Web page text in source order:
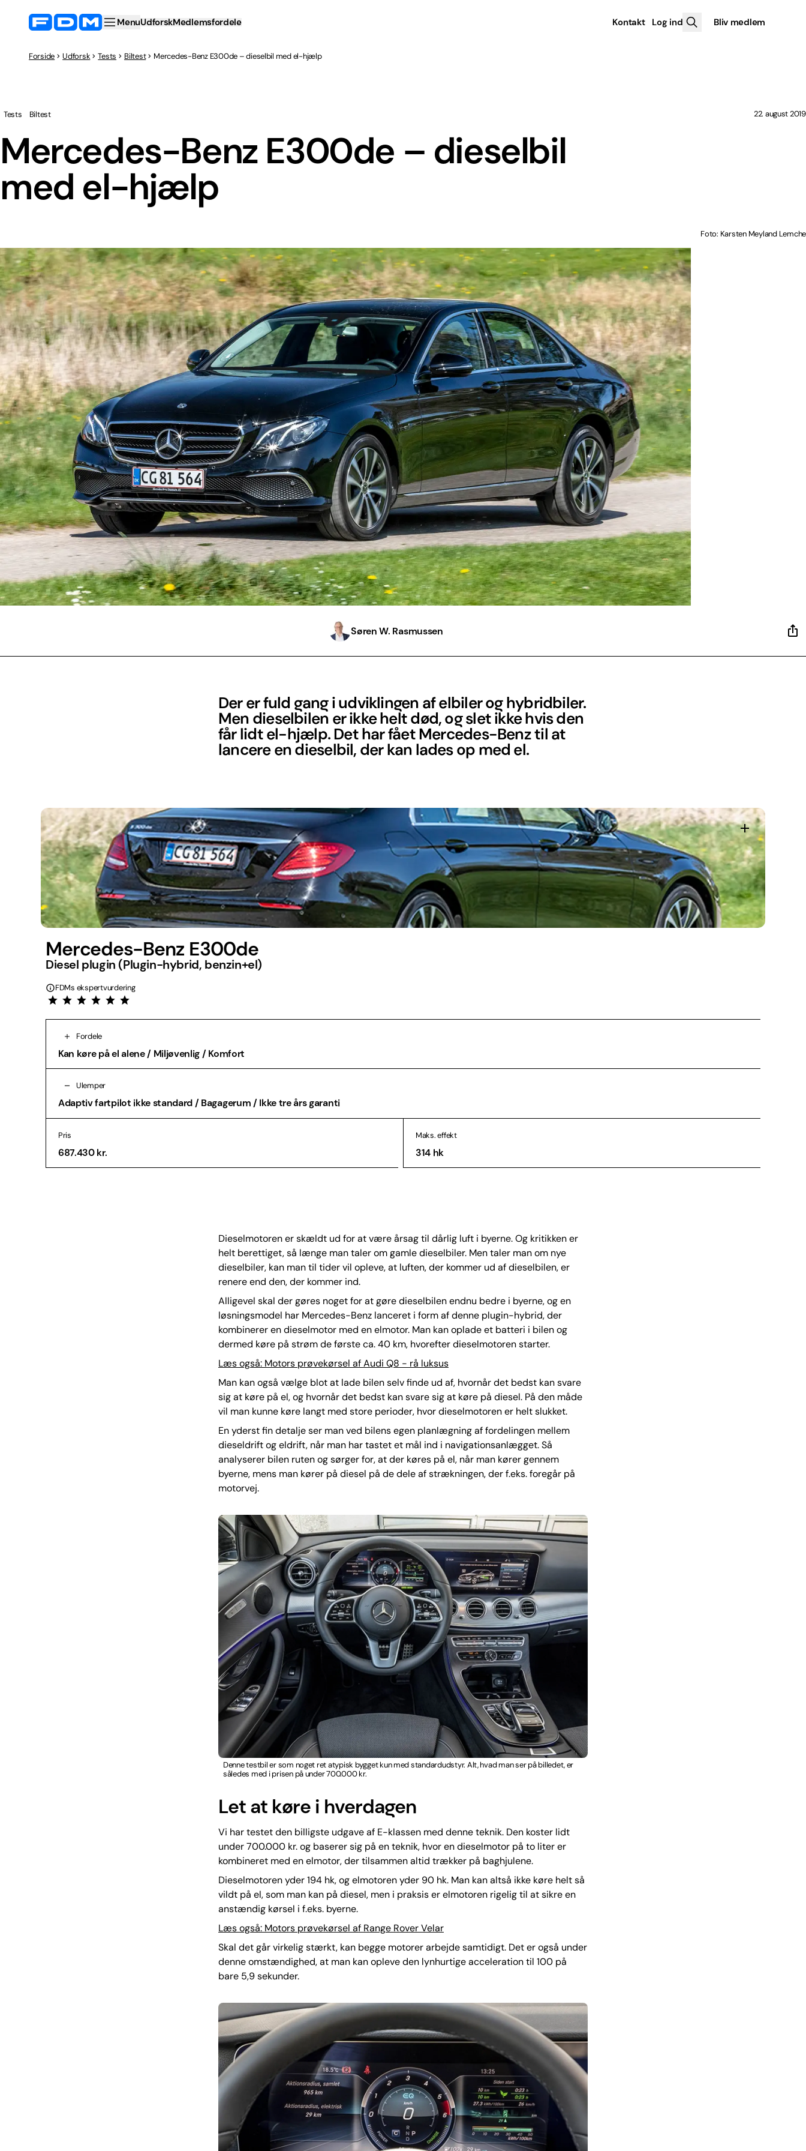
MenuUdforskMedlemsfordele Kontakt Log ind Bliv medlem
Forside Udforsk Tests Biltest Mercedes-Benz E300de – dieselbil med el-hjælp
Mercedes-Benz E300de – dieselbil
med el-hjælp
Tests Biltest 22. august 2019
Foto: Karsten Meyland Lemche
Søren W. Rasmussen
Der er fuld gang i udviklingen af elbiler og hybridbiler.
Men dieselbilen er ikke helt død, og slet ikke hvis den
får lidt el-hjælp. Det har fået Mercedes-Benz til at
lancere en dieselbil, der kan lades op med el.
Mercedes-Benz E300de
Diesel plugin (Plugin-hybrid, benzin+el)
FDMs ekspertvurdering
Fordele
Kan køre på el alene / Miljøvenlig / Komfort
Ulemper
Adaptiv fartpilot ikke standard / Bagagerum / Ikke tre års garanti
Pris
687.430 kr.
Maks. effekt
314 hk
Dieselmotoren er skældt ud for at være årsag til dårlig luft i byerne. Og kritikken er
helt berettiget, så længe man taler om gamle dieselbiler. Men taler man om nye
dieselbiler, kan man til tider vil opleve, at luften, der kommer ud af dieselbilen, er
renere end den, der kommer ind.
Alligevel skal der gøres noget for at gøre dieselbilen endnu bedre i byerne, og en
løsningsmodel har Mercedes-Benz lanceret i form af denne plugin-hybrid, der
kombinerer en dieselmotor med en elmotor. Man kan oplade et batteri i bilen og
dermed køre på strøm de første ca. 40 km, hvorefter dieselmotoren starter.
Læs også: Motors prøvekørsel af Audi Q8 - rå luksus
Man kan også vælge blot at lade bilen selv finde ud af, hvornår det bedst kan svare
sig at køre på el, og hvornår det bedst kan svare sig at køre på diesel. På den måde
vil man kunne køre langt med store perioder, hvor dieselmotoren er helt slukket.
En yderst fin detalje ser man ved bilens egen planlægning af fordelingen mellem
dieseldrift og eldrift, når man har tastet et mål ind i navigationsanlægget. Så
analyserer bilen ruten og sørger for, at der køres på el, når man kører gennem
byerne, mens man kører på diesel på de dele af strækningen, der f.eks. foregår på
motorvej.
Denne testbil er som noget ret atypisk bygget kun med standardudstyr. Alt, hvad man ser på billedet, er
således med i prisen på under 700.000 kr.
Let at køre i hverdagen
Vi har testet den billigste udgave af E-klassen med denne teknik. Den koster lidt
under 700.000 kr. og baserer sig på en teknik, hvor en dieselmotor på to liter er
kombineret med en elmotor, der tilsammen altid trækker på baghjulene.
Dieselmotoren yder 194 hk, og elmotoren yder 90 hk. Man kan altså ikke køre helt så
vildt på el, som man kan på diesel, men i praksis er elmotoren rigelig til at sikre en
anstændig kørsel i f.eks. byerne.
Læs også: Motors prøvekørsel af Range Rover Velar
Skal det går virkelig stærkt, kan begge motorer arbejde samtidigt. Det er også under
denne omstændighed, at man kan opleve den lynhurtige acceleration til 100 på
bare 5,9 sekunder.